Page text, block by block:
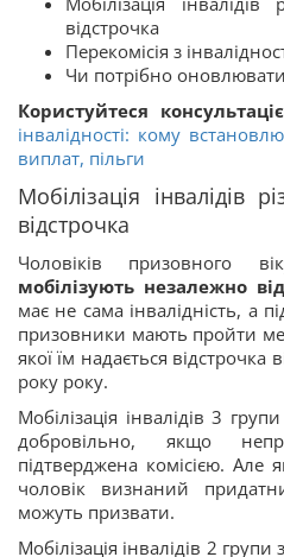
відстрочка
Перекомісія з
Чи потрібно
Користуйтеся
інвалідності: кому
виплат, пільги
Мобілізація інвалідів
відстрочка
Чоловіків призовного
мобілізують незалежно
має не сама інвалідність, а
призовники мають пройти
якої їм надається відстрочка
року року.
Мобілізація інвалідів 3
добровільно, якщо
підтверджена комісією.
чоловік визнаний
можуть призвати.
Мобілізація інвалідів 2